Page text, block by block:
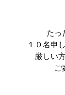
たっ
１０名申
厳しい
ご